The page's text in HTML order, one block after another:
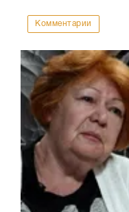
Комментарии